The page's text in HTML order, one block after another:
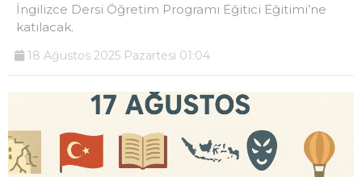
İngilizce Dersi Öğretim Programı Eğitici Eğitimi’ne
katılacak.
18 Ağustos 2025 Pazartesi 01:04